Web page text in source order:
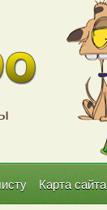
Карта сайта